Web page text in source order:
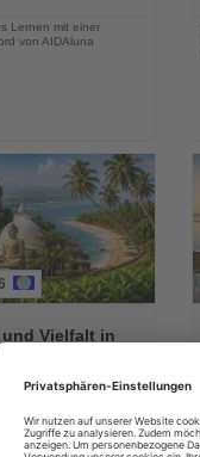
Lernen mit einer
von AIDAluna
Vielfalt in
das Kandy Esala
besonders attraktiv